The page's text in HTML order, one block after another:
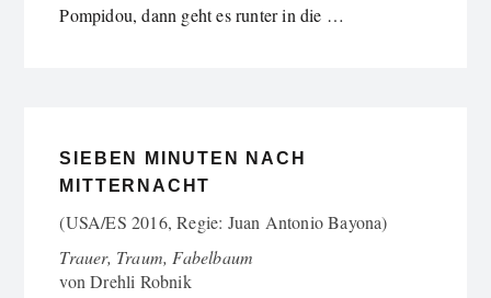
Pompidou, dann geht es runter in die …
SIEBEN MINUTEN NACH
MITTERNACHT
(USA/ES 2016, Regie: Juan Antonio Bayona)
Trauer, Traum, Fabelbaum
vonDrehli Robnik